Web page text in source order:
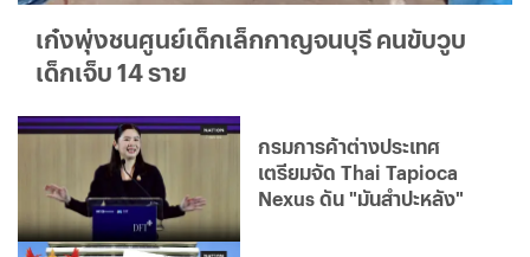
เก๋งพุ่งชนศูนย์เด็กเล็กกาญจนบุรี คนขับวูบ
เด็กเจ็บ 14 ราย
กรมการค้าต่างประเทศ
เตรียมจัด Thai Tapioca
Nexus ดัน "มันสำปะหลัง"